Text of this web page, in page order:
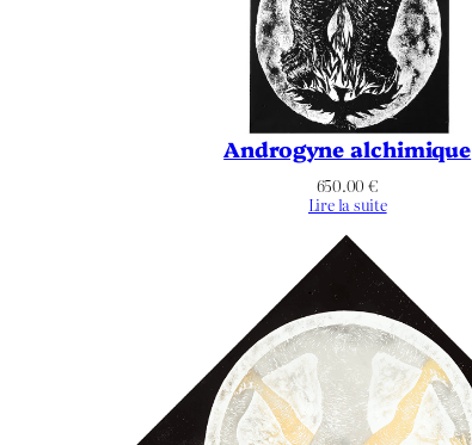
Androgyne alchimique
650.00 €
Lire la suite